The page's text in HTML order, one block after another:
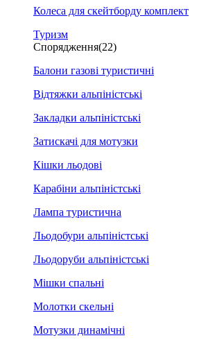
Колеса для скейтборду комплект
Туризм
Спорядження(22)
Балони газові туристичні
Відтяжки альпіністські
Закладки альпіністські
Затискачі для мотузки
Кішки льодові
Карабіни альпіністські
Лампа туристична
Льодобури альпіністські
Льодоруби альпіністські
Мішки спальні
Молотки скельні
Мотузки динамічні